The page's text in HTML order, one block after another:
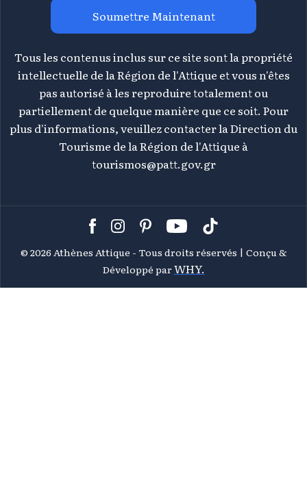
Soumettre Maintenant
Tous les contenus inclus sur ce site sont la propriété
intellectuelle de la Région de l'Attique et vous n'êtes
pas autorisé à les reproduire totalement ou
partiellement de quelque manière que ce soit. Pour
plus d'informations, veuillez contacter la Direction du
Tourisme de la Région de l'Attique à
tourismos@patt.gov.gr
© 2026 Athènes Attique - Tous droits réservés | Conçu &
Développé parWHY.